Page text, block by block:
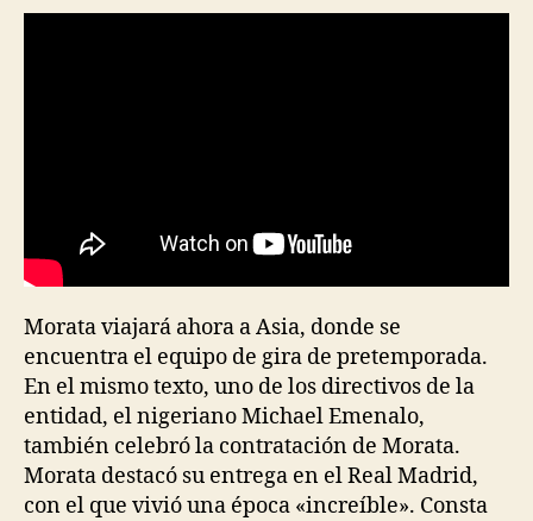
Morata viajará ahora a Asia, donde se
encuentra el equipo de gira de pretemporada.
En el mismo texto, uno de los directivos de la
entidad, el nigeriano Michael Emenalo,
también celebró la contratación de Morata.
Morata destacó su entrega en el Real Madrid,
con el que vivió una época «increíble». Consta